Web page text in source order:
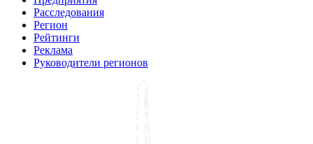
Расследования
Регион
Рейтинги
Реклама
Руководители регионов